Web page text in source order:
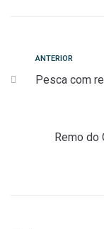
Navegação
de
Anterior
ANTERIOR
Pesca com
Remo do